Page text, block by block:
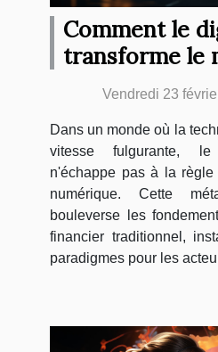
Comment le
transforme le
financier
Vendredi 23
Dans un monde où la
vitesse fulgurante,
n'échappe pas à la règle
numérique. Cette
bouleverse les
financier traditionnel,
paradigmes pour les